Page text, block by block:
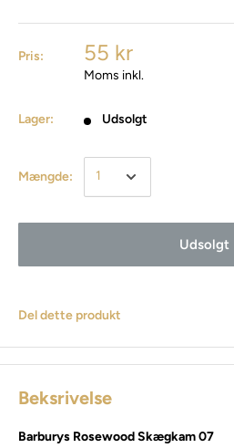
Pris: 55 kr
Moms inkl.
Lager: Udsolgt
Mængde:
Udsolgt
Del dette produkt
Beksrivelse
Barburys Rosewood Skægkam 07